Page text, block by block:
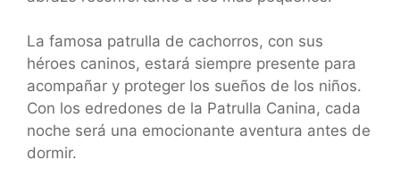
La famosa patrulla de cachorros, con sus
héroes caninos, estará siempre presente para
acompañar y proteger los sueños de los niños.
Con los edredones de la Patrulla Canina, cada
noche será una emocionante aventura antes de
dormir.